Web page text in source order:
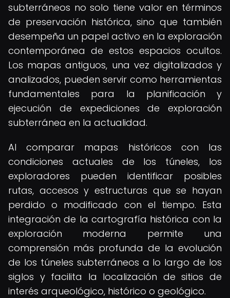
subterráneos no solo tiene valor en términos
de preservación histórica, sino que también
desempeña un papel activo en la exploración
contemporánea de estos espacios ocultos.
Los mapas antiguos, una vez digitalizados y
analizados, pueden servir como herramientas
fundamentales para la planificación y
ejecución de expediciones de exploración
subterránea en la actualidad.
Al comparar mapas históricos con las
condiciones actuales de los túneles, los
exploradores pueden identificar posibles
rutas, accesos y estructuras que se hayan
perdido o modificado con el tiempo. Esta
integración de la cartografía histórica con la
exploración moderna permite una
comprensión más profunda de la evolución
de los túneles subterráneos a lo largo de los
siglos y facilita la localización de sitios de
interés arqueológico, histórico o geológico.